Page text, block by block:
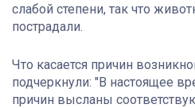
слабой степени, так что
пострадали.
Что касается причин
подчеркнули: "В настоящее
причин высланы